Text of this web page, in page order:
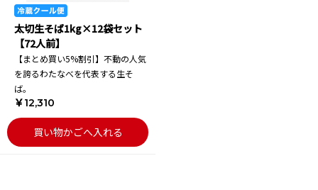
太切生そば1kg×12袋セット
【72人前】
【まとめ買い5%割引】不動の人気
を誇るわたなべを代表する生そ
ば。
￥12,310
買い物かごへ入れる